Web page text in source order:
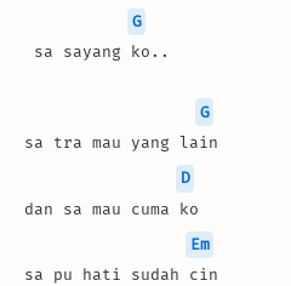
G
sa sayang ko..
G
sa tra mau yang lain
D
dan sa mau cuma ko
Em
sa pu hati sudah cin